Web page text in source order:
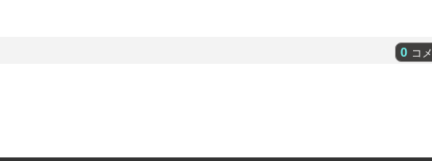
0 コメ